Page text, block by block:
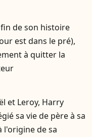
de son histoire
est dans le pré),
à quitter la
et Leroy, Harry
sa vie de père à sa
l'origine de sa